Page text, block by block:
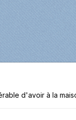
d'avoir à la